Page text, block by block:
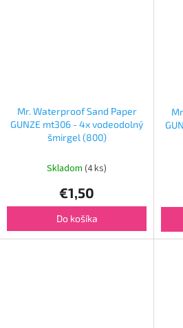
Mr. Waterproof Sand Paper
GUNZE mt306 - 4x vodeodolný
šmirgel (800)
Skladom (4 ks)
€1,50
Do košíka